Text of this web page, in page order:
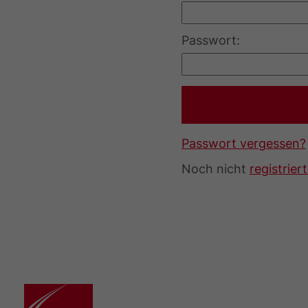
Passwort:
Passwort vergessen?
Noch nicht